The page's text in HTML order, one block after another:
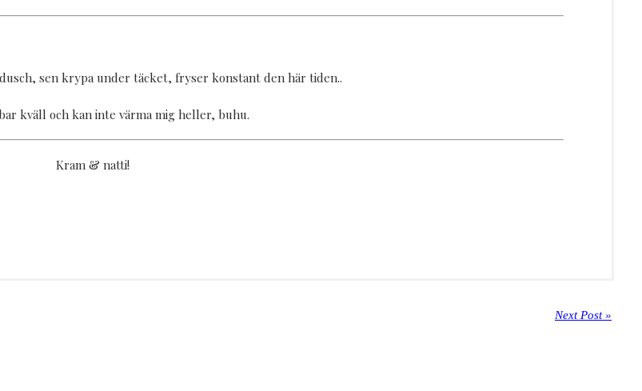
sen krypa under täcket, fryser konstant den här tiden..
kväll och kan inte värma mig heller, buhu.
Kram & natti!
Next Post »